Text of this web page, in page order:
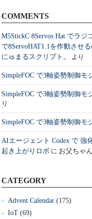
COMMENTS
M5StickC 8Servos Hat でラジ
で8ServoHAT1.1を作動させ
にゅまるスクリプト。
より
SimpleFOC で3軸姿勢制御モ
SimpleFOC で3軸姿勢制御モ
り
SimpleFOC で3軸姿勢制御モ
AIエージェント Codex で 強
起き上がりロボ に お父ちゃん
CATEGORY
Advent Calendar (175)
IoT (69)